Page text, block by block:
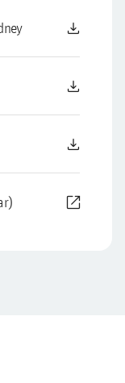
download
download
download
open_in_new